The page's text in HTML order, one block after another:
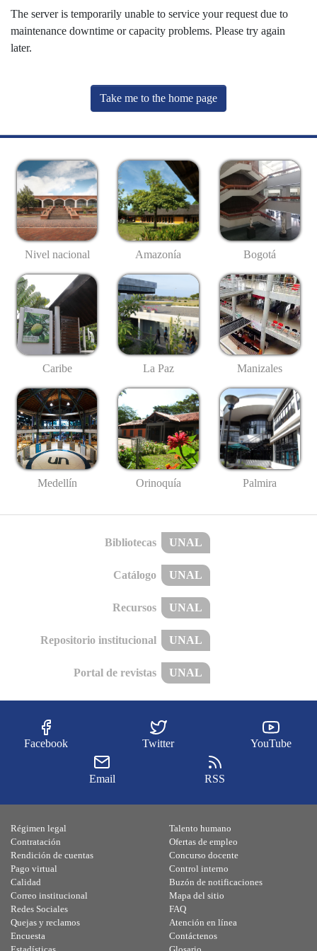
The server is temporarily unable to service your request due to
maintenance downtime or capacity problems. Please try again
later.
Take me to the home page
Nivel nacional Amazonía Bogotá
Caribe La Paz Manizales
Medellín Orinoquía Palmira
Bibliotecas UNAL
Catálogo UNAL
Recursos UNAL
Repositorio institucional UNAL
Portal de revistas UNAL
Facebook Twitter YouTube
Email RSS
Régimen legal
Contratación
Rendición de cuentas
Pago virtual
Calidad
Talento humano
Ofertas de empleo
Concurso docente
Control interno
Buzón de notificaciones
Correo institucional
Redes Sociales
Quejas y reclamos
Encuesta
Mapa del sitio
FAQ
Atención en línea
Contáctenos